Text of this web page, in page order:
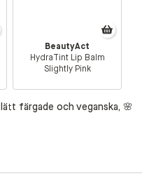
BeautyAct
HydraTint Lip Balm
Slightly Pink
färgade och veganska, 🌸